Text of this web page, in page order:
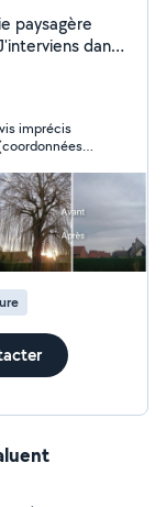
dans
dalles, ainsi
structurer
alu
de
le
pour
des
verts sur
et la
la durabilité des
imprécis
de ne
suite.